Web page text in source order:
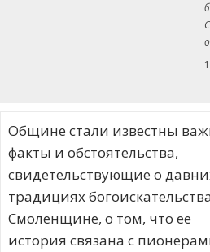
Общине стали известны
факты и обстоятельства,
свидетельствующие о
традициях
Смоленщине, о том, что ее
история связана с